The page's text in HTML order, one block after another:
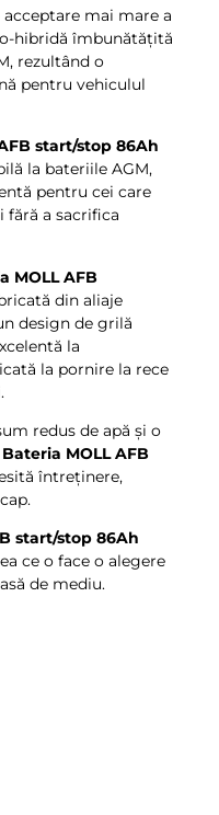
acceptare mai mare a
hibridă îmbunătățită
rezultând o
pentru vehiculul
start/stop 86Ah
la bateriile AGM,
pentru cei care
fără a sacrifica
MOLL AFB
din aliaje
design de grilă
la
la pornire la rece
redus de apă și o
Bateria MOLL AFB
întreținere,
start/stop 86Ah
ce o face o alegere
de mediu.